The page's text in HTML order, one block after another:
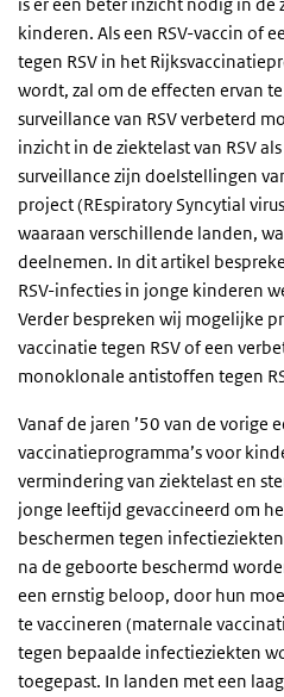
kinderen. Als een RSV-vaccin of
tegen RSV in het
wordt, zal om de effecten ervan
surveillance van RSV verbeterd
inzicht in de ziektelast van RSV
surveillance zijn doelstellingen
project (REspiratory Syncytial
waaraan verschillende landen,
deelnemen. In dit artikel
RSV-infecties in jonge kinderen
Verder bespreken wij mogelijke
vaccinatie tegen RSV of een
monoklonale antistoffen tegen
Vanaf de jaren ’50 van de vorige
vaccinatieprogramma’s voor
vermindering van ziektelast en
jonge leeftijd gevaccineerd om
beschermen tegen
na de geboorte beschermd
een ernstig beloop, door hun
te vaccineren (maternale
tegen bepaalde infectieziekten
toegepast. In landen met een